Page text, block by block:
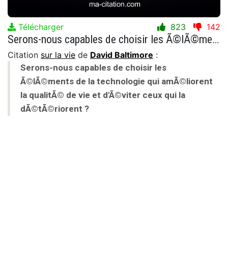
Télécharger 823 142
Serons-nous capables de choisir les Ã©lÃ©ments de la technologie qui amÃ©liorent la qualitÃ© de vie et d'Ã©viter ceux qui la dÃ©tÃ©riorent ?
Citation sur la vie de David Baltimore :
Serons-nous capables de choisir les
Ã©lÃ©ments de la technologie qui amÃ©liorent
la qualitÃ© de vie et d'Ã©viter ceux qui la
dÃ©tÃ©riorent ?